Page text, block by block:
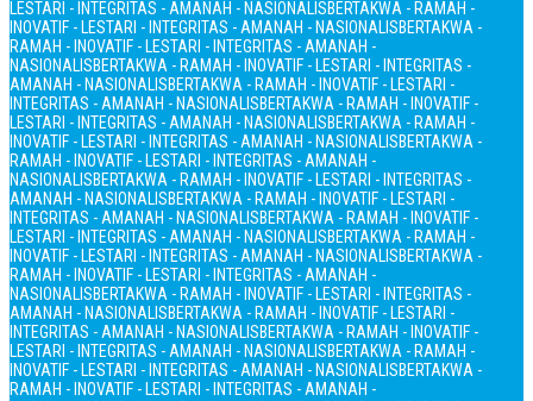
LESTARI - INTEGRITAS - AMANAH - NASIONALISBERTAKWA - RAMAH -
INOVATIF - LESTARI - INTEGRITAS - AMANAH - NASIONALISBERTAKWA -
RAMAH - INOVATIF - LESTARI - INTEGRITAS - AMANAH -
NASIONALISBERTAKWA - RAMAH - INOVATIF - LESTARI - INTEGRITAS -
AMANAH - NASIONALISBERTAKWA - RAMAH - INOVATIF - LESTARI -
INTEGRITAS - AMANAH - NASIONALISBERTAKWA - RAMAH - INOVATIF -
LESTARI - INTEGRITAS - AMANAH - NASIONALISBERTAKWA - RAMAH -
INOVATIF - LESTARI - INTEGRITAS - AMANAH - NASIONALISBERTAKWA -
RAMAH - INOVATIF - LESTARI - INTEGRITAS - AMANAH -
NASIONALISBERTAKWA - RAMAH - INOVATIF - LESTARI - INTEGRITAS -
AMANAH - NASIONALISBERTAKWA - RAMAH - INOVATIF - LESTARI -
INTEGRITAS - AMANAH - NASIONALISBERTAKWA - RAMAH - INOVATIF -
LESTARI - INTEGRITAS - AMANAH - NASIONALISBERTAKWA - RAMAH -
INOVATIF - LESTARI - INTEGRITAS - AMANAH - NASIONALISBERTAKWA -
RAMAH - INOVATIF - LESTARI - INTEGRITAS - AMANAH -
NASIONALISBERTAKWA - RAMAH - INOVATIF - LESTARI - INTEGRITAS -
AMANAH - NASIONALISBERTAKWA - RAMAH - INOVATIF - LESTARI -
INTEGRITAS - AMANAH - NASIONALISBERTAKWA - RAMAH - INOVATIF -
LESTARI - INTEGRITAS - AMANAH - NASIONALISBERTAKWA - RAMAH -
INOVATIF - LESTARI - INTEGRITAS - AMANAH - NASIONALISBERTAKWA -
RAMAH - INOVATIF - LESTARI - INTEGRITAS - AMANAH -